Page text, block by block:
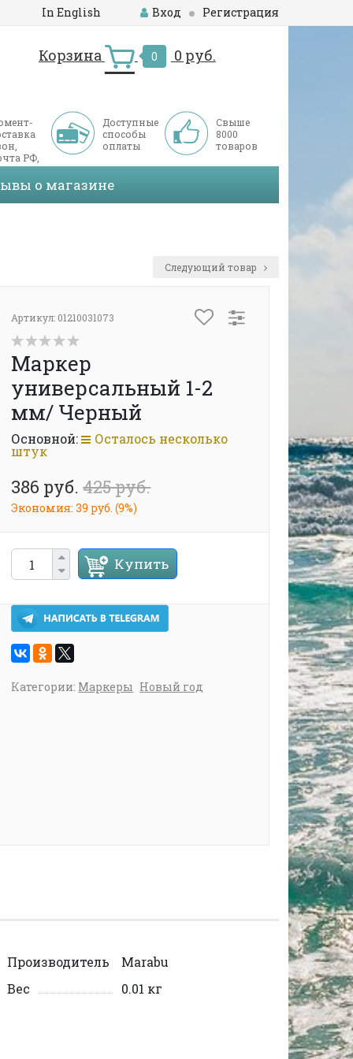
In English Вход Регистрация
Корзина 0 0 руб.
РФ,
Доступные
способы
оплаты
Свыше
8000
товаров
о магазине
Следующий товар
Артикул: 01210031073
Маркер
универсальный 1-2
мм/ Черный
Основной: Осталось несколько
штук
386 руб. 425 руб.
Экономия:39 руб. (9%)
Купить
Категории: Маркеры Новый год
Производитель
Marabu
Вес
0.01 кг